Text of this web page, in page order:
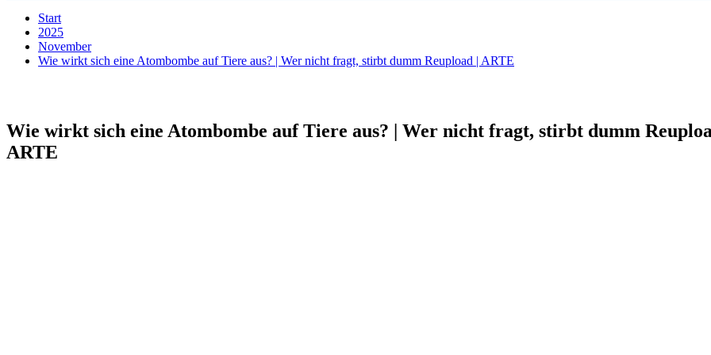
Start
2025
November
Wie wirkt sich eine Atombombe auf Tiere aus? | Wer nicht fragt, stirbt dumm Reupload | ARTE
Wie wirkt sich eine Atombombe auf Tiere aus? | Wer nicht fragt, stirbt dumm
ARTE